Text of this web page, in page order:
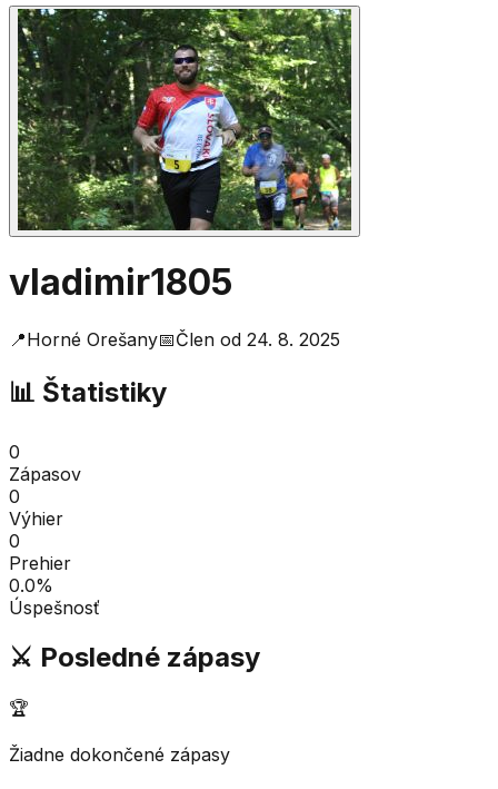
vladimir1805
📍Horné Orešany📅Člen od 24. 8. 2025
📊 Štatistiky
0
Zápasov
0
Výhier
0
Prehier
0.0%
Úspešnosť
⚔️ Posledné zápasy
🏆
Žiadne dokončené zápasy